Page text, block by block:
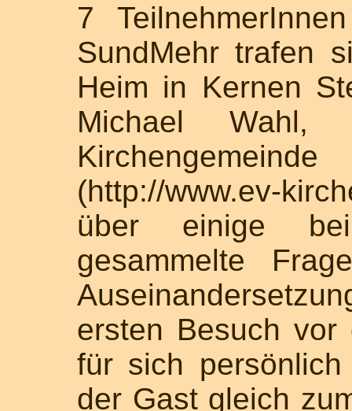
7
SundMehr trafen
Heim in Kernen
Michael
(http://www.ev-
über einige
gesammelte
ersten Besuch vor
für sich
der Gast gleich